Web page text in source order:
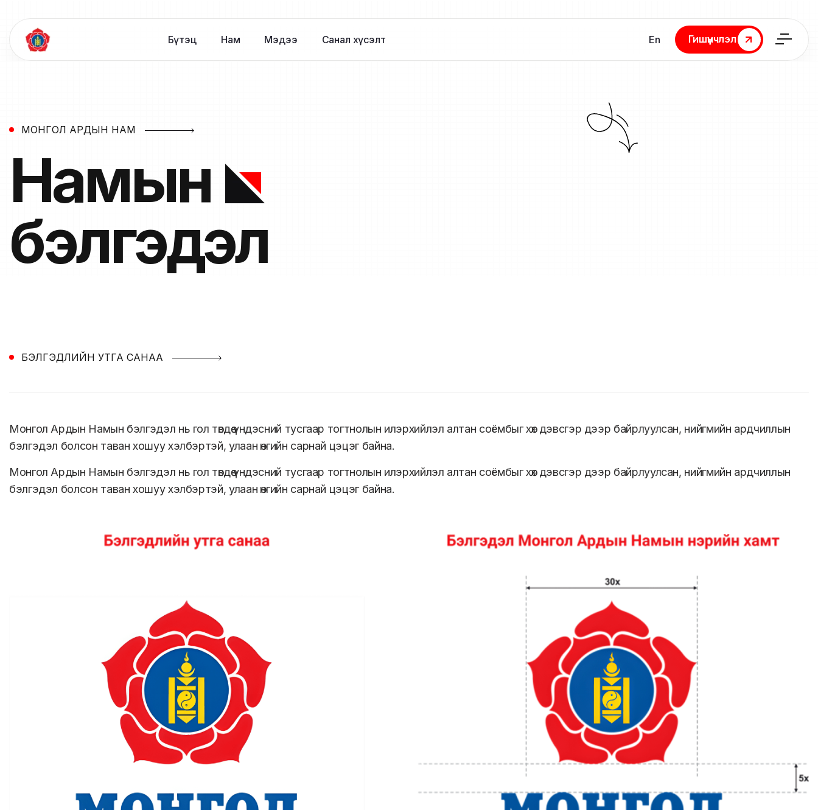
Бүтэц Нам Мэдээ Санал хүсэлт En
Гишүүнчлэл
Гишүүнчлэл
МОНГОЛ АРДЫН НАМ
Намын
бэлгэдэл
БЭЛГЭДЛИЙН УТГА САНАА
Монгол Ардын Намын бэлгэдэл нь гол төвдөө үндэсний тусгаар тогтнолын илэрхийлэл алтан соёмбыг хөх дэвсгэр дээр байрлуулсан, нийгмийн ардчиллын
бэлгэдэл болсон таван хошуу хэлбэртэй, улаан өнгийн сарнай цэцэг байна.
Монгол Ардын Намын бэлгэдэл нь гол төвдөө үндэсний тусгаар тогтнолын илэрхийлэл алтан соёмбыг хөх дэвсгэр дээр байрлуулсан, нийгмийн ардчиллын
бэлгэдэл болсон таван хошуу хэлбэртэй, улаан өнгийн сарнай цэцэг байна.